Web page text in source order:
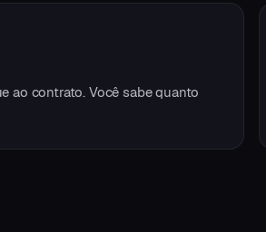
ao contrato. Você sabe quanto